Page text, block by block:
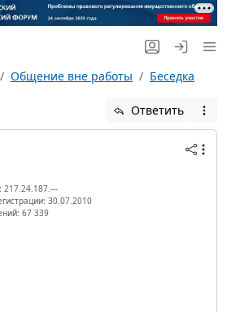
Общение вне работы Беседка
Ответить
217.24.187.---
30.07.2010
67 339